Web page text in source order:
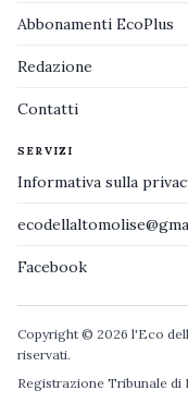
Abbonamenti EcoPlus
Redazione
Contatti
SERVIZI
Informativa sulla
Facebook
Copyright © 2026 l'Eco
riservati.
Registrazione Tribunale di